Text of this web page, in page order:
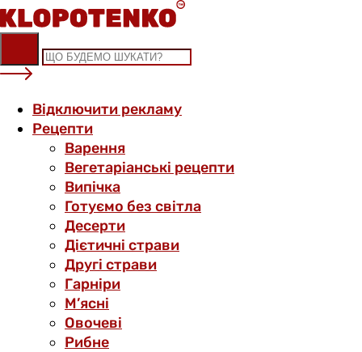
Skip
to
content
Відключити рекламу
Рецепти
Варення
Вегетаріанські рецепти
Випічка
Готуємо без світла
Десерти
Дієтичні страви
Другі страви
Гарніри
М’ясні
Овочеві
Рибне